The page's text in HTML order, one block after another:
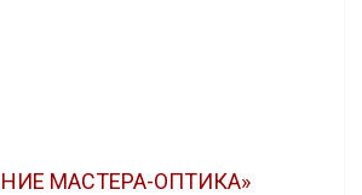
МАСТЕРА-ОПТИКА»